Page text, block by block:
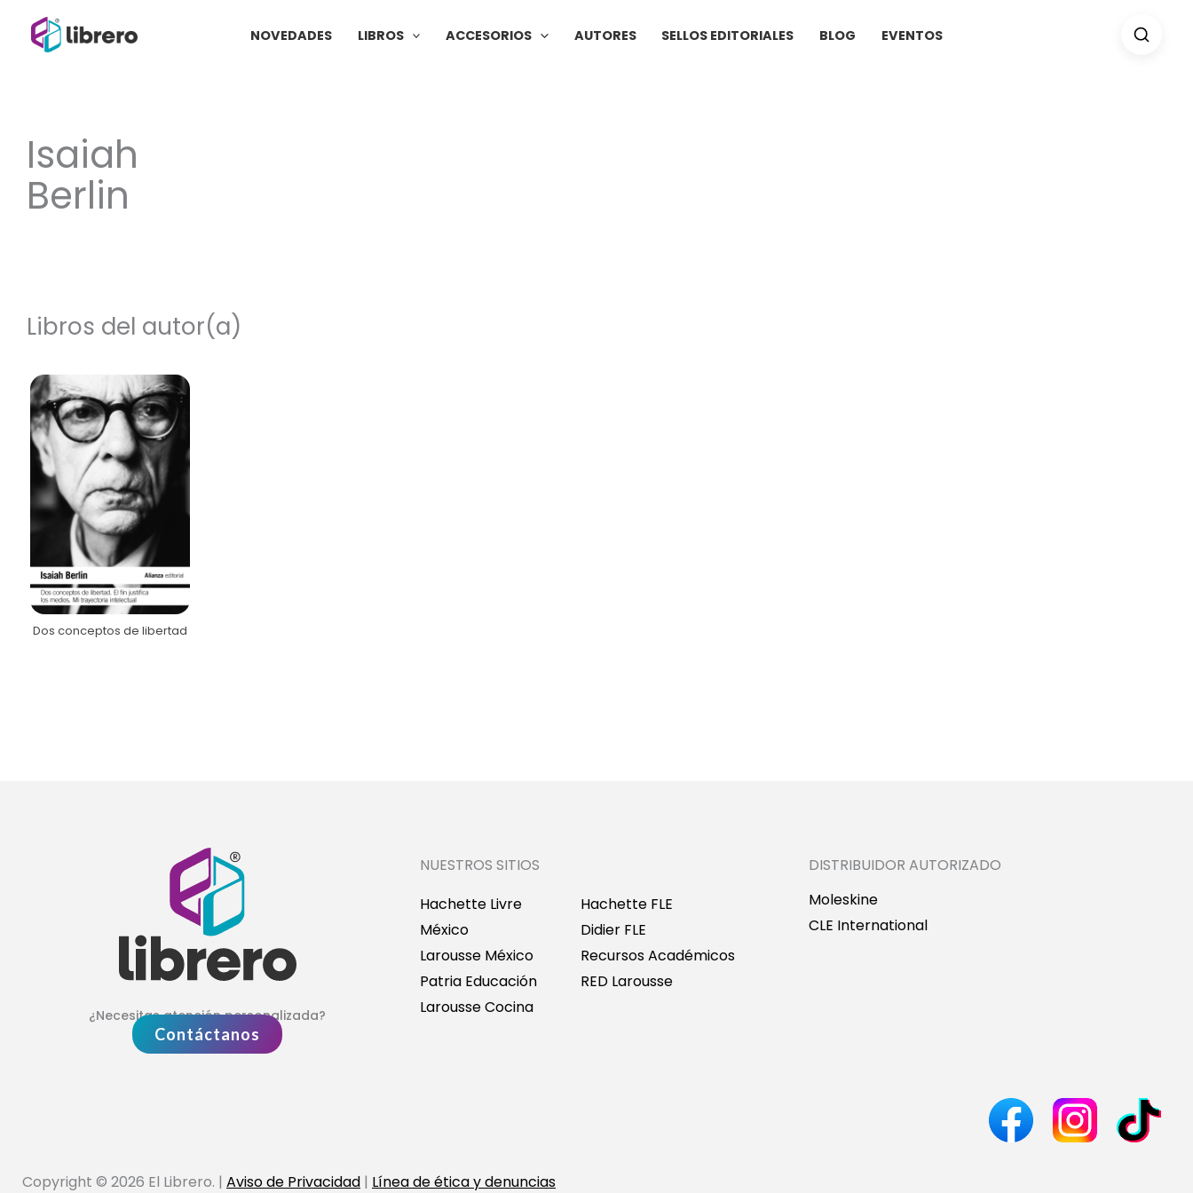
NOVEDADES LIBROS ACCESORIOS AUTORES SELLOS EDITORIALES BLOG EVENTOS
Isaiah
Berlin
Libros del autor(a)
Dos conceptos de libertad
¿Necesitas atención personalizada?
Contáctanos
NUESTROS SITIOS
Hachette Livre
México
Larousse México
Patria Educación
Larousse Cocina
Hachette FLE
Didier FLE
Recursos Académicos
RED Larousse
DISTRIBUIDOR AUTORIZADO
Moleskine
CLE International
Copyright © 2026 El Librero. | Aviso de Privacidad | Línea de ética y denuncias